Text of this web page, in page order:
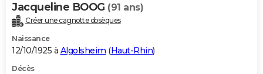
Jacqueline BOOG (91 ans)
Créer une cagnotte obsèques
Naissance
12/10/1925 à Algolsheim (Haut-Rhin)
Décès